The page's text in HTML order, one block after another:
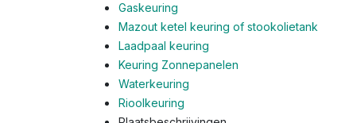
Gaskeuring
Mazout ketel keuring of stookolietank
Laadpaal keuring
Keuring Zonnepanelen
Waterkeuring
Rioolkeuring